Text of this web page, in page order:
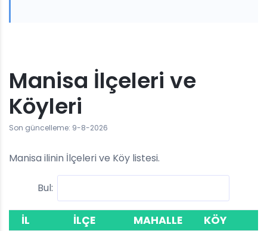
Manisa İlçeleri ve
Köyleri
Son güncelleme: 9-8-2026
Manisa ilinin İlçeleri ve Köy listesi.
Bul:
İL İLÇE MAHALLE KÖY